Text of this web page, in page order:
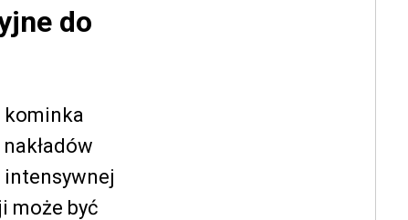
do
kominka
intensywnej
może być